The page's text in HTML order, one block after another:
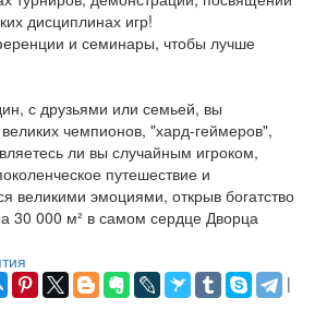
дисциплинах игр!
и семинары, чтобы лучше
с друзьями или семьей, вы
чемпионов, "хард-геймеров",
ли вы случайным игроком,
путешествие и
великими эмоциями, открыв богатство
30 000 м² в самом сердце Дворца
|